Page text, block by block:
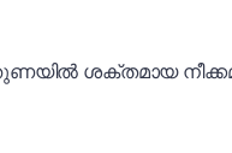
ശക്തമായ